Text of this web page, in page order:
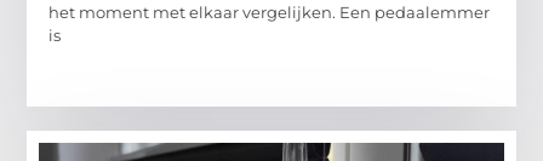
het moment met elkaar vergelijken. Een pedaalemmer
is